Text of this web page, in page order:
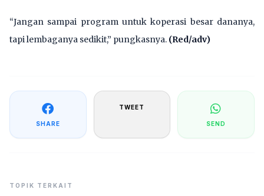
“Jangan sampai program untuk koperasi besar dananya,
tapi lembaganya sedikit,” pungkasnya. (Red/adv)
SHARE
TWEET
SEND
TOPIK TERKAIT